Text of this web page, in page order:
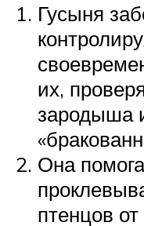
Гусыня
их,
зародыша
Она
птенцов